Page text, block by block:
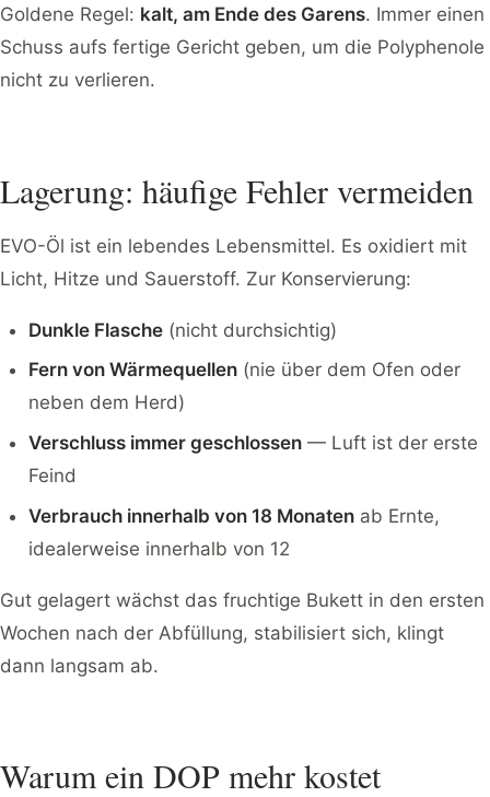
Goldene Regel: kalt, am Ende des Garens. Immer einen
Schuss aufs fertige Gericht geben, um die Polyphenole
nicht zu verlieren.
Lagerung: häufige Fehler vermeiden
EVO-Öl ist ein lebendes Lebensmittel. Es oxidiert mit
Licht, Hitze und Sauerstoff. Zur Konservierung:
Dunkle Flasche(nicht durchsichtig)
Fern von Wärmequellen(nie über dem Ofen oder
neben dem Herd)
Verschluss immer geschlossen— Luft ist der erste
Feind
Verbrauch innerhalb von 18 Monatenab Ernte,
idealerweise innerhalb von 12
Gut gelagert wächst das fruchtige Bukett in den ersten
Wochen nach der Abfüllung, stabilisiert sich, klingt
dann langsam ab.
Warum ein DOP mehr kostet